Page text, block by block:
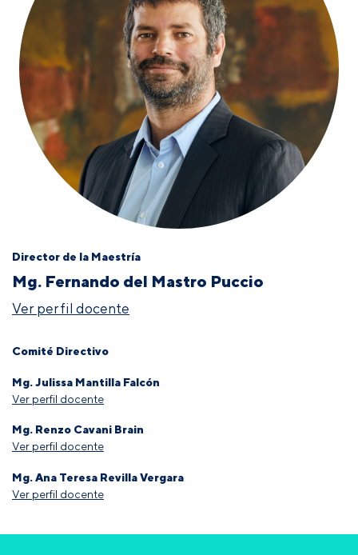
Director de la Maestría
Mg. Fernando del Mastro Puccio
Ver perfil docente
Comité Directivo
Mg. Julissa Mantilla Falcón
Ver perfil docente
Mg. Renzo Cavani Brain
Ver perfil docente
Mg. Ana Teresa Revilla Vergara
Ver perfil docente